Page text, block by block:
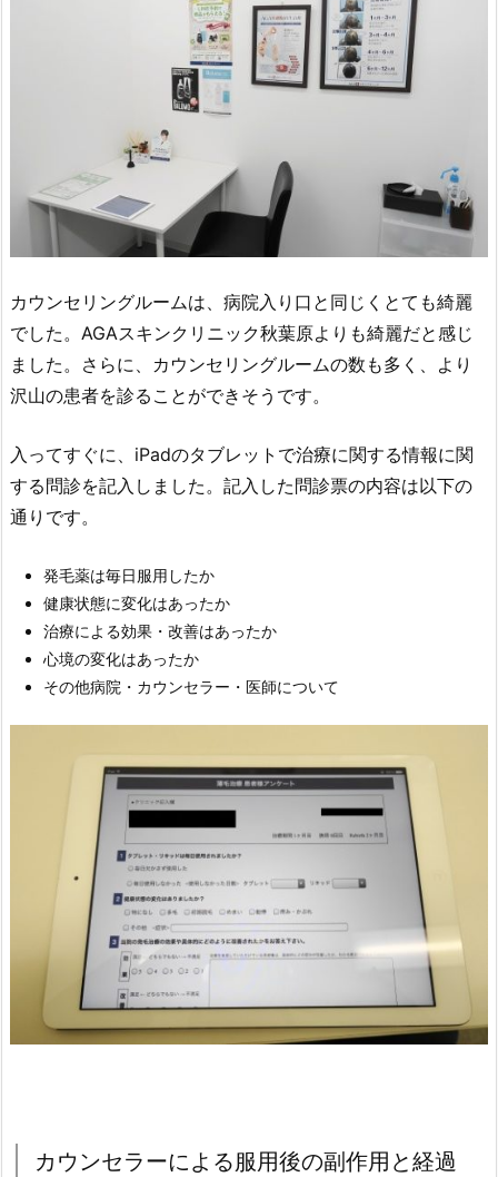
カウンセリングルームは、病院入り口と同じくとても綺麗
でした。AGAスキンクリニック秋葉原よりも綺麗だと感じ
ました。さらに、カウンセリングルームの数も多く、より
沢山の患者を診ることができそうです。
入ってすぐに、iPadのタブレットで治療に関する情報に関
する問診を記入しました。記入した問診票の内容は以下の
通りです。
発毛薬は毎日服用したか
健康状態に変化はあったか
治療による効果・改善はあったか
心境の変化はあったか
その他病院・カウンセラー・医師について
カウンセラーによる服用後の副作用と経過